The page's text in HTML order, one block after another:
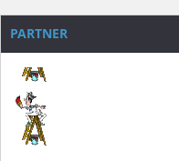
PARTNER